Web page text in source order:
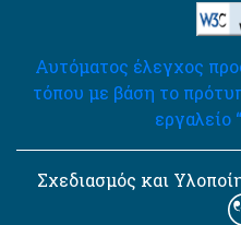
Αυτόματος έλεγχος
τόπου με βάση το
εργαλείο
Σχεδιασμός και